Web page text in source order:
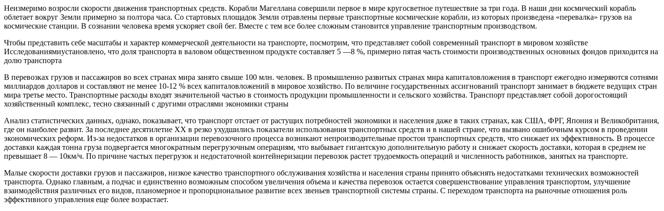
Неизмеримо возросли скорости движения транспортных средств. Корабли Магеллана совершили первое в мире кругосветное путешествие за три года. В наши дни космический корабль
облетает вокруг Земли примерно за полтора часа. Со стартовых площадок Земли отравлены первые транспортные космические корабли, из которых произведена «перевалка» грузов на
космические станции. В сознании человека время ускоряет свой бeг. Вместе с тем все более сложным становится управление транспортным производством.
Чтобы представить себе масштабы и характер коммерческой деятельности на транспорте, посмотрим, что представляет собой современный транспорт в мировом хозяйстве
Исследованиямиустановлено, что доля транспорта в валовом общественном продукте составляет 5 —8 %, примерно пятая часть стоимости производственных основных фондов приходится на
долю транспорта
В перевозках грузов и пассажиров во всех странах мира занято свыше 100 млн. человек. В промышленно развитых странах мира капиталовложения в транспорт ежегодно измеряются сотнями
миллиардов долларов и составляют не менее 10-12 % всех капиталовложений в мировое хозяйство. По величине государственных ассигнований транспорт занимает в бюджете ведущих стран
мира третье место. Транспортные расходы входят значительной частью в стоимость продукции промышленности и сельского хозяйства. Транспорт представляет собой дорогостоящий
хозяйственный комплекс, тесно связанный с другими отраслями экономики страны
Анализ статистических данных, однако, показывает, что транспорт отстает от растущих потребностей экономики и населения даже в таких странах, как США, ФРГ, Япония и Великобритания,
где он наиболее развит. За последнее десятилетие XX в резко ухудшились показатели использования транспортных средств и в нашей стране, что вызвано ошибочным курсом в проведении
экономических реформ. Из-за недостатков в организации перевозочного процесса возникают непроизводительные простои транспортных средств, что снижает их эффективность. В процессе
доставки каждая тонна груза подвергается многократным перегрузочным операциям, что выбывает гигантскую дополнительную работу и снижает скорость доставки, которая в среднем не
превышает 8 — 10км/ч. По причине частых перегрузок и недостаточной контейнеризации перевозок растет трудоемкость операций и численность работников, занятых на транспорте.
Малые скорости доставки грузов и пассажиров, низкое качество транспортного обслуживания хозяйства и населения страны принято объяснять недостатками технических возможностей
транспорта. Однако главным, а подчас и единственно возможным способом увеличения объема и качества перевозок остается совершенствование управления транспортом, улучшение
взаимодействия различных его видов, планомерное и пропорциональное развитие всех звеньев транспортной системы страны. С переходом транспорта на рыночные отношения роль
эффективного управления еще более возрастает.